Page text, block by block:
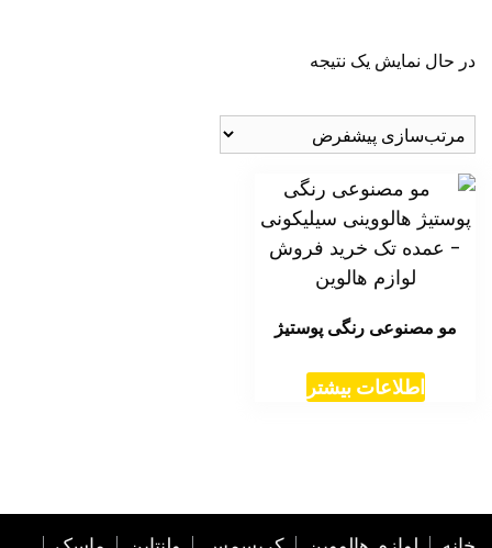
در حال نمایش یک نتیجه
مو مصنوعی رنگی پوستیژ
اطلاعات بیشتر